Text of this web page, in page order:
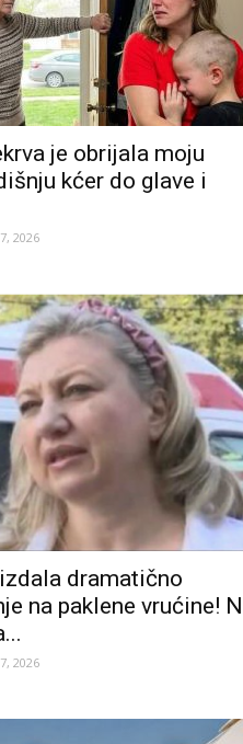
je obrijala moju
kćer do glave i
2026
dramatično
na paklene vrućine!
2026